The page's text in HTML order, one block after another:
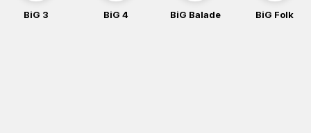
BiG 3 BiG 4 BiG Balade BiG Folk